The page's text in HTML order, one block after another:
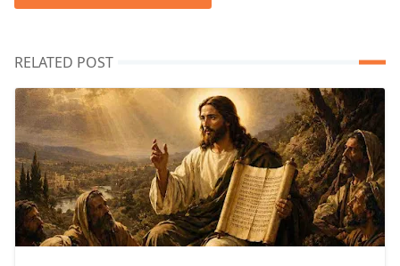
RELATED POST